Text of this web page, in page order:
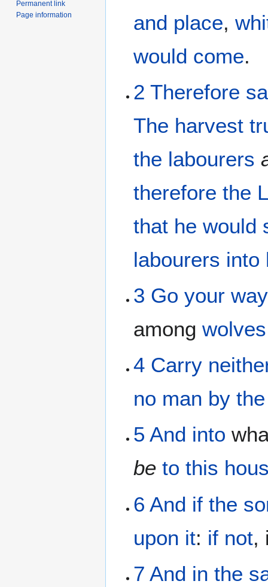
and place,
would come.
2 Therefore
The harvest
the labourers
therefore the
that he would
labourers into
3 Go your
amongwolves
4 Carry
no man by the
5 And into
be to this
6 And if the
upon it: if not,
7 And in the
Permanent link
Page information